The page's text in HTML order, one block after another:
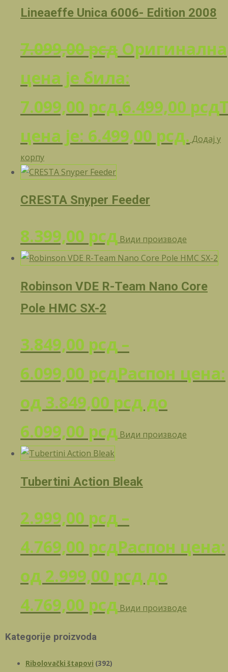
Lineaeffe Unica 6006- Edition 2008
7.099,00рсд Оригинална
цена је била:
7.099,00 рсд.6.499,00 рсд
цена је: 6.499,00 рсд. Додај у
корпу
CRESTA Snyper Feeder
8.399,00 рсд Види производе
Robinson VDE R-Team Nano Core
Pole HMC SX-2
3.849,00 рсд –
6.099,00 рсдРаспон цена:
од 3.849,00 рсд до
6.099,00 рсд Види производе
Tubertini Action Bleak
2.999,00 рсд –
4.769,00 рсдРаспон цена:
од 2.999,00 рсд до
4.769,00 рсд Види производе
Kategorije proizvoda
Ribolovački štapovi (392)